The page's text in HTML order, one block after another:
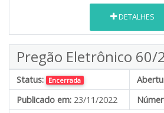
DETALHES
Pregão Eletrônico 60/
Status: Encerrada
Publicado em: 23/11/2022